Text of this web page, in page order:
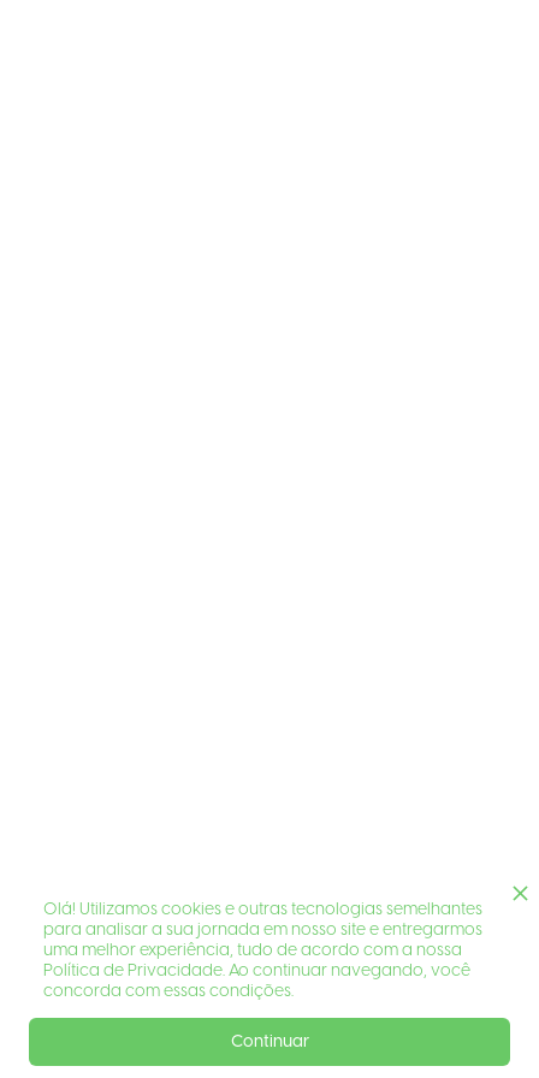
Olá! Utilizamos cookies e outras tecnologias semelhantes
para analisar a sua jornada em nosso site e entregarmos
uma melhor experiência, tudo de acordo com a nossa
Política de Privacidade. Ao continuar navegando, você
concorda com essas condições.
Continuar